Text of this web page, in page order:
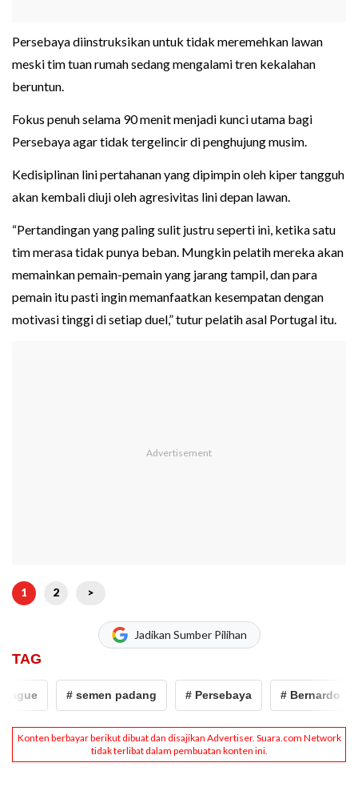
Persebaya diinstruksikan untuk tidak meremehkan lawan
meski tim tuan rumah sedang mengalami tren kekalahan
beruntun.
Fokus penuh selama 90 menit menjadi kunci utama bagi
Persebaya agar tidak tergelincir di penghujung musim.
Kedisiplinan lini pertahanan yang dipimpin oleh kiper tangguh
akan kembali diuji oleh agresivitas lini depan lawan.
“Pertandingan yang paling sulit justru seperti ini, ketika satu
tim merasa tidak punya beban. Mungkin pelatih mereka akan
memainkan pemain-pemain yang jarang tampil, dan para
pemain itu pasti ingin memanfaatkan kesempatan dengan
motivasi tinggi di setiap duel,” tutur pelatih asal Portugal itu.
1 2 >
Jadikan Sumber Pilihan
TAG
# semen padang # Persebaya # Bernardo